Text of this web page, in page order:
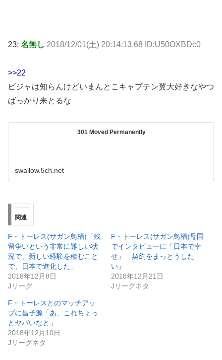
23: 名無し 2018/12/01(土) 20:14:13.68 ID:U50OXBDc0
>>22
ビジャは知らんけどいまんとこキャプテン翼大好きなやつ
ばっかり来とるな
301 Moved Permanently
swallow.5ch.net
関連
F・トーレス(サガン鳥栖)「残
留争いという非常に難しい状
況で、新しい経験を積むこと
で、日本で進化した」
2018年12月8日
Jリーグ
F・トーレス(サガン鳥栖)母国
でインタビューに「日本で幸
せ」「契約をまっとうした
い」
2018年12月21日
Jリーグネタ
F・トーレスとのマッチアッ
プに昌子源「あ、これちょっ
とヤバいなと」
2018年12月10日
Jリーグネタ